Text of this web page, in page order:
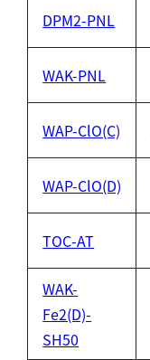
DPM2-PNL
WAK-PNL
WAP-ClO(C)
WAP-ClO(D)
TOC-AT
WAK-
Fe2(D)-
SH50
その他
アルカリ度
ほう素
ふっ素
ホルムアルデヒド
グルコース
過酸化水素